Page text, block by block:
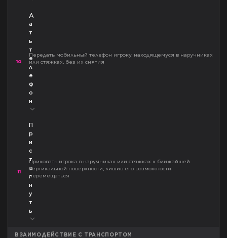
10
Д
а
т
ь
т
е
л
е
ф
о
н
Передать мобильный телефон игроку, находящемуся в наручниках
или стяжках, без их снятия
11
П
р
и
с
т
е
г
н
у
т
ь
Приковать игрока в наручниках или стяжках к ближайшей
вертикальной поверхности, лишив его возможности
перемещаться
ВЗАИМОДЕЙСТВИЕ С ТРАНСПОРТОМ